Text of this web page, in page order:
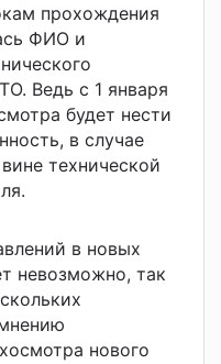
прохождения
ФИО и
Ведь с 1 января
будет нести
в случае
технической
в новых
невозможно, так
нового